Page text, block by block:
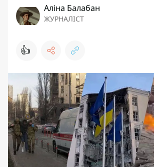
Аліна Балабан
ЖУРНАЛІСТ
👍